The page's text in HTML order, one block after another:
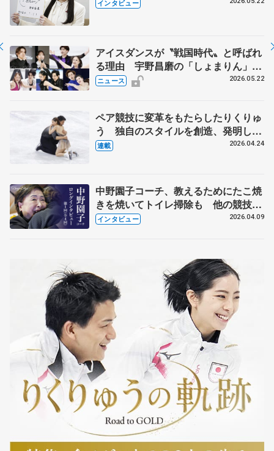
インタビュー
アイスダンスが〝戦国時代〟と呼ばれ
る理由 宇野昌磨の「しょまりん」ら
実力者が相次いで参戦 国内の競争激
ニュース 2026.05.22
ペア競技に変革をもたらしたりくりゅ
う 独自のスタイルを創造、発明した
【引退発表後②】
連載 2026.04.24
中野園子コーチ、教えるためにたこ焼
きを焼いてトイレ掃除も 他の競技に
も通用するという坂本花織の筋肉
インタビュー 2026.04.09